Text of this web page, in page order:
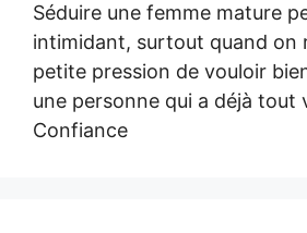
Séduire une femme mature
intimidant, surtout quand on
petite pression de vouloir
une personne qui a déjà tout
Confiance